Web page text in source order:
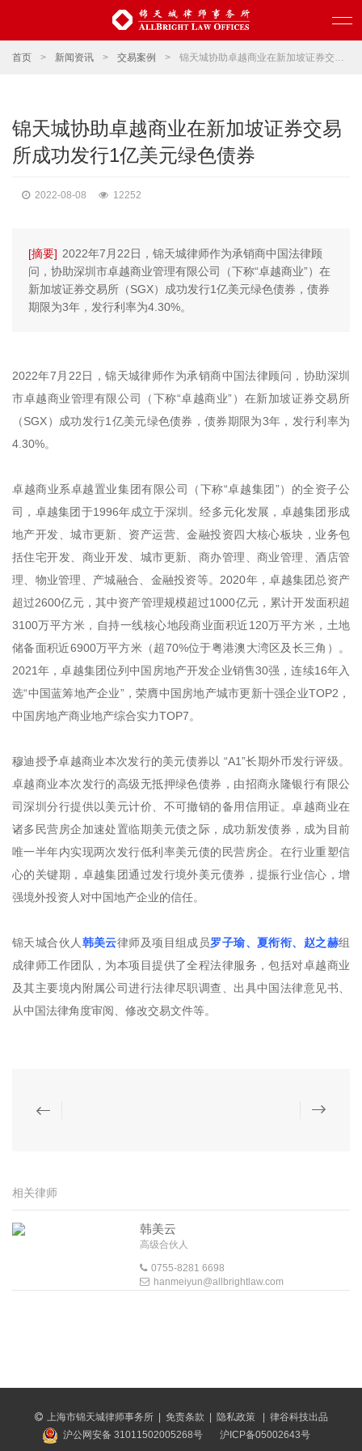
首页 > 新闻资讯 > 交易案例 > 锦天城协助卓越商业在新加坡证券交易所成功发行1亿美元绿色债券
锦天城协助卓越商业在新加坡证券交易
所成功发行1亿美元绿色债券
2022-08-08 12252
[摘要] 2022年7月22日，锦天城律师作为承销商中国法律顾
问，协助深圳市卓越商业管理有限公司（下称“卓越商业”）在
新加坡证券交易所（SGX）成功发行1亿美元绿色债券，债券
期限为3年，发行利率为4.30%。
2022年7月22日，锦天城律师作为承销商中国法律顾问，协助深圳
市卓越商业管理有限公司（下称“卓越商业”）在新加坡证券交易所
（SGX）成功发行1亿美元绿色债券，债券期限为3年，发行利率为
4.30%。
卓越商业系卓越置业集团有限公司（下称“卓越集团”）的全资子公
司，卓越集团于1996年成立于深圳。经多元化发展，卓越集团形成
地产开发、城市更新、资产运营、金融投资四大核心板块，业务包
括住宅开发、商业开发、城市更新、商办管理、商业管理、酒店管
理、物业管理、产城融合、金融投资等。2020年，卓越集团总资产
超过2600亿元，其中资产管理规模超过1000亿元，累计开发面积超
3100万平方米，自持一线核心地段商业面积近120万平方米，土地
储备面积近6900万平方米（超70%位于粤港澳大湾区及长三角）。
2021年，卓越集团位列中国房地产开发企业销售30强，连续16年入
选“中国蓝筹地产企业”，荣膺中国房地产城市更新十强企业TOP2，
中国房地产商业地产综合实力TOP7。
穆迪授予卓越商业本次发行的美元债券以 “A1”长期外币发行评级。
卓越商业本次发行的高级无抵押绿色债券，由招商永隆银行有限公
司深圳分行提供以美元计价、不可撤销的备用信用证。卓越商业在
诸多民营房企加速处置临期美元债之际，成功新发债券，成为目前
唯一半年内实现两次发行低利率美元债的民营房企。在行业重塑信
心的关键期，卓越集团通过发行境外美元债券，提振行业信心，增
强境外投资人对中国地产企业的信任。
锦天城合伙人 韩美云律师及项目组成员罗子瑜、夏衔衔、赵之赫组
成律师工作团队，为本项目提供了全程法律服务，包括对卓越商业
及其主要境内附属公司进行法律尽职调查、出具中国法律意见书、
从中国法律角度审阅、修改交易文件等。
相关律师
韩美云
高级合伙人
0755-8281 6698
hanmeiyun@allbrightlaw.com
上海市锦天城律师事务所 免责条款 隐私政策
律谷科技出品
沪公网安备 31011502005268号
沪ICP备05002643号